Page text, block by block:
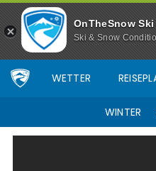
OnTheSnow
Ski & Snow
WETTER
WINTER